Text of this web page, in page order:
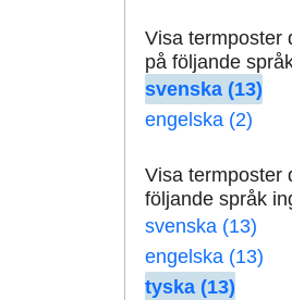
Visa termposter
på följande
svenska (13)
engelska (2)
Visa termposter
följande språk
svenska (13)
engelska (13)
tyska (13)